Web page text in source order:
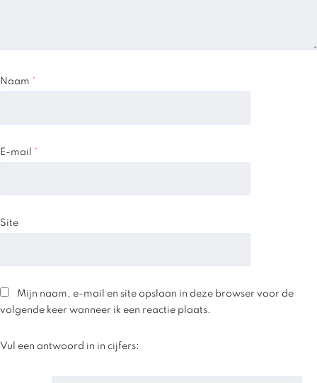
Naam *
E-mail *
Site
Mijn naam, e-mail en site opslaan in deze browser voor de
volgende keer wanneer ik een reactie plaats.
Vul een antwoord in in cijfers: